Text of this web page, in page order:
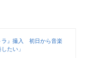
ラ』撮入 初日から音楽
たい」